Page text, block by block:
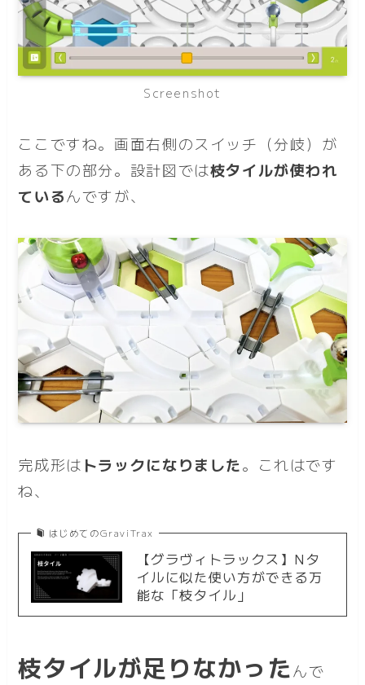
Screenshot
ここですね。画面右側のスイッチ（分岐）が
ある下の部分。設計図では枝タイルが使われ
ているんですが、
完成形は トラックになりました。これはです
ね、
はじめてのGraviTrax
【グラヴィトラックス】Nタ
イルに似た使い方ができる万
能な「枝タイル」
枝タイルが足りなかったんで